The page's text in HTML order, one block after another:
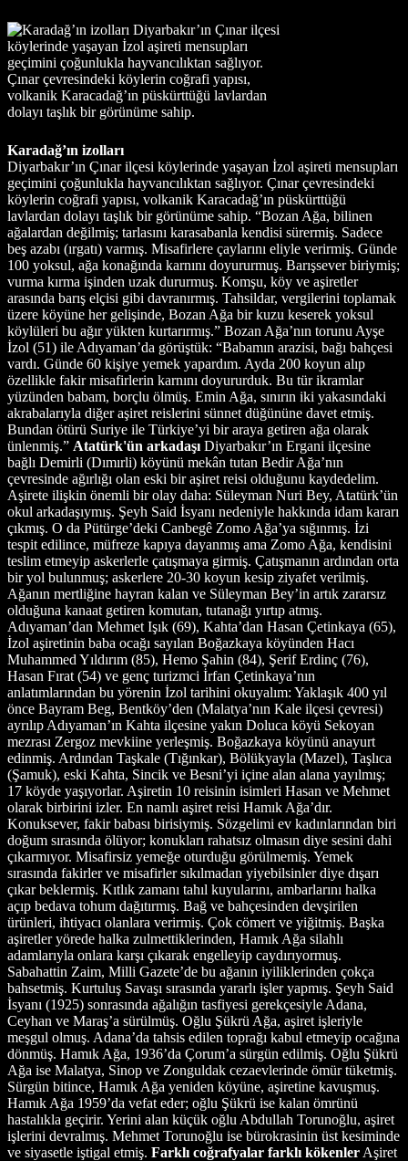
Karadağ’ın izolları
Diyarbakır’ın Çınar ilçesi köylerinde yaşayan İzol aşireti mensupları
geçimini çoğunlukla hayvancılıktan sağlıyor. Çınar çevresindeki
köylerin coğrafi yapısı, volkanik Karacadağ’ın püskürttüğü
lavlardan dolayı taşlık bir görünüme sahip. “Bozan Ağa, bilinen
ağalardan değilmiş; tarlasını karasabanla kendisi sürermiş. Sadece
beş azabı (ırgatı) varmış. Misafirlere çaylarını eliyle verirmiş. Günde
100 yoksul, ağa konağında karnını doyururmuş. Barışsever biriymiş;
vurma kırma işinden uzak dururmuş. Komşu, köy ve aşiretler
arasında barış elçisi gibi davranırmış. Tahsildar, vergilerini toplamak
üzere köyüne her gelişinde, Bozan Ağa bir kuzu keserek yoksul
köylüleri bu ağır yükten kurtarırmış.” Bozan Ağa’nın torunu Ayşe
İzol (51) ile Adıyaman’da görüştük: “Babamın arazisi, bağı bahçesi
vardı. Günde 60 kişiye yemek yapardım. Ayda 200 koyun alıp
özellikle fakir misafirlerin karnını doyururduk. Bu tür ikramlar
yüzünden babam, borçlu ölmüş. Emin Ağa, sınırın iki yakasındaki
akrabalarıyla diğer aşiret reislerini sünnet düğününe davet etmiş.
Bundan ötürü Suriye ile Türkiye’yi bir araya getiren ağa olarak
ünlenmiş.” Atatürk'ün arkadaşı Diyarbakır’ın Ergani ilçesine
bağlı Demirli (Dımırli) köyünü mekân tutan Bedir Ağa’nın
çevresinde ağırlığı olan eski bir aşiret reisi olduğunu kaydedelim.
Aşirete ilişkin önemli bir olay daha: Süleyman Nuri Bey, Atatürk’ün
okul arkadaşıymış. Şeyh Said İsyanı nedeniyle hakkında idam kararı
çıkmış. O da Pütürge’deki Canbegê Zomo Ağa’ya sığınmış. İzi
tespit edilince, müfreze kapıya dayanmış ama Zomo Ağa, kendisini
teslim etmeyip askerlerle çatışmaya girmiş. Çatışmanın ardından orta
bir yol bulunmuş; askerlere 20-30 koyun kesip ziyafet verilmiş.
Ağanın mertliğine hayran kalan ve Süleyman Bey’in artık zararsız
olduğuna kanaat getiren komutan, tutanağı yırtıp atmış.
Adıyaman’dan Mehmet Işık (69), Kahta’dan Hasan Çetinkaya (65),
İzol aşiretinin baba ocağı sayılan Boğazkaya köyünden Hacı
Muhammed Yıldırım (85), Hemo Şahin (84), Şerif Erdinç (76),
Hasan Fırat (54) ve genç turizmci İrfan Çetinkaya’nın
anlatımlarından bu yörenin İzol tarihini okuyalım: Yaklaşık 400 yıl
önce Bayram Beg, Bentköy’den (Malatya’nın Kale ilçesi çevresi)
ayrılıp Adıyaman’ın Kahta ilçesine yakın Doluca köyü Sekoyan
mezrası Zergoz mevkiine yerleşmiş. Boğazkaya köyünü anayurt
edinmiş. Ardından Taşkale (Tığınkar), Bölükyayla (Mazel), Taşlıca
(Şamuk), eski Kahta, Sincik ve Besni’yi içine alan alana yayılmış;
17 köyde yaşıyorlar. Aşiretin 10 reisinin isimleri Hasan ve Mehmet
olarak birbirini izler. En namlı aşiret reisi Hamık Ağa’dır.
Konuksever, fakir babası birisiymiş. Sözgelimi ev kadınlarından biri
doğum sırasında ölüyor; konukları rahatsız olmasın diye sesini dahi
çıkarmıyor. Misafirsiz yemeğe oturduğu görülmemiş. Yemek
sırasında fakirler ve misafirler sıkılmadan yiyebilsinler diye dışarı
çıkar beklermiş. Kıtlık zamanı tahıl kuyularını, ambarlarını halka
açıp bedava tohum dağıtırmış. Bağ ve bahçesinden devşirilen
ürünleri, ihtiyacı olanlara verirmiş. Çok cömert ve yiğitmiş. Başka
aşiretler yörede halka zulmettiklerinden, Hamık Ağa silahlı
adamlarıyla onlara karşı çıkarak engelleyip caydırıyormuş.
Sabahattin Zaim, Milli Gazete’de bu ağanın iyiliklerinden çokça
bahsetmiş. Kurtuluş Savaşı sırasında yararlı işler yapmış. Şeyh Said
İsyanı (1925) sonrasında ağalığın tasfiyesi gerekçesiyle Adana,
Ceyhan ve Maraş’a sürülmüş. Oğlu Şükrü Ağa, aşiret işleriyle
meşgul olmuş. Adana’da tahsis edilen toprağı kabul etmeyip ocağına
dönmüş. Hamık Ağa, 1936’da Çorum’a sürgün edilmiş. Oğlu Şükrü
Ağa ise Malatya, Sinop ve Zonguldak cezaevlerinde ömür tüketmiş.
Sürgün bitince, Hamık Ağa yeniden köyüne, aşiretine kavuşmuş.
Hamık Ağa 1959’da vefat eder; oğlu Şükrü ise kalan ömrünü
hastalıkla geçirir. Yerini alan küçük oğlu Abdullah Torunoğlu, aşiret
işlerini devralmış. Mehmet Torunoğlu ise bürokrasinin üst kesiminde
ve siyasetle iştigal etmiş. Farklı coğrafyalar farklı kökenler Aşiret mensupları, “İzol” adına farklı anlamlar yüklüyorlar. Avukat Welat İzol (34), aile büyüklerinden duyduğunu aktarıyor: “Köprü, iz süren, atasının izinden giden.” Siverek Taşlıköy’deki amcası ve aşiret ileri geleni Mehmet İzol (60) tarihi anlamına işaret ediyor: “Karacadağ yöresinin eski adı İzala imiş. Siverek Kalesi’ne de aynı isim verilmiş. İzol kavmi, İÖ 10. yüzyıldan beri bu mıntıkada yaşamış. Mardin ile Ergani arasında kümelenmiş. Yöreye Çemê İzolan (İzol Çayı) denilmiş. Göçebe olduklarından Erzurum, Erzincan, Dersim, Malatya, Bingöl ve Adıyaman’a kadar yayılmışlar; oradan geri dönmeyip yerleşenlere İzol denilmiş.” Malatya İzol aşiretinin tanınmış isimlerinden mühendis ve şair, araştırmacı Cumali Ünaldı, basında çıkan söyleşisinde “soylarını Harzemşahlara bağlamakla” birlikte esnek davranmış: “Farklı coğrafyalarda bir milyona yakın (muhtemelen 200-500 bin) insanı barındıran İzollar; kimi yerde kendilerini Kürt, Zaza veya Türk olarak ifade ederler. Aşirette her düşüncede insan var: (İsyan sürgünü) Hemşikli Hamik Ağa, Urfa’nın kurtuluşunda büyük gayreti olan Bozan Ağa ve bağımsız milletvekili Ahmet Türk gibi.” Gerisini biz tamamlayalım: Eskiden Adalet Partisi’nden Malatya Belediye Başkanı olan (ve bir siyasi suikasta kurban giden) Hamit Fendoğlu. Zülfikar İzol ve aile çevresi (Urfa) ile M. Murtaza Yetiş (Adıyaman) AKP saflarında siyaset yapıyorlar. Aşiret işlerini babası Zülfikar Ağa’dan devralan Cihan İzol’a göre; aşiret siyasallaşıyor ve modernleşiyor. Farklı siyasi görüşlere rağmen aşiret birbirine bağlı; sürekli yardımlaşma ve dayanışma içinde. Sahiplenme yıllık aşiret yemeği davetlerinde, yoksullara yardımda ve öğrencilere burs vermede, muhtacı korumada kendini gösteriyor. Buna Adıyaman’da tanık olduk: İZOL-DER yöneticileri, Bölükyayla’da iki ayrı partiden belediye adayı olanları ziyaret edip başarı dilediler. Aşiret mensuplarının menfaati için çalışmalarını önerdiler. Siverek, Mardin ve Urfa’da benzer ilişkiler yaşandı. Resmi tarih tezini benimseyen kimi araştırmacılar, İzolları ya Avşar veya Harzemşahlara bağlayarak Türk boyu gibi gösteriyorlar. 1930’larda Erzincan valisi olan Ali Kemali’ye göre; Hazollu, Hizollu diye bilinen İzol aşireti Kürt kökenlidir. Mersin’de oturan medyatik işadamı ve yazar Hamit İzol (Siverek), Mehmet İzol (Siverek), Hacı Mahmut İzol (Urfa), aşiret Mehmet Işık (Adıyaman) ve aşiret genelinin benimsediği ortak görüş şudur: “Arasında bazı oymak ve aileler Türk olsa veya kendilerini öyle saysa bile, İzol aşireti aslında Kürt kökenlidir. Kürtçe konuşur. Ağırlıklı olarak Sünni inançlıdır. Dersim yöresindekiler Alevi Kızılbaş inancına sahipler. Onlar, kendilerine Hizol (İzol) derler. Bu haliyle İzol aşireti, ilginç bir mozaiktir. Urfa, Siverek, Diyarbakır, Adıyaman, Kahta, Malatya, Elazığ ve Mazgirt gibi Dicle ve Fırat suları arasında kalan alanlar, bin yıllardan beri baba ocağıdır. Yavuz Sultan Selim, Şah İsmail’e karşı savunma mevzilerini sağlamlaştırmak amacıyla İzol aşiret mensuplarını Fırat Nehri’nin iki yakasına yerleştirmiş. Bundan ötürü bazen ‘berfırati’ diye anılırlar. Bizans ve Selçuklulardan önce bu coğrafyadaydık.” Diyarbakır İzol Yardımlaşma ve Dayanışma Derneği (İZOL-DER) Başkanı Hasan Doğan, İZOL-DER Adıyaman Başkanı Ramazan Işık ve Dr. Adem Avcıkıran (Diyarbakır) aşiret tarihi konusunda ayrıntı veriyorlar: “Aşiretin yazılı, gerçek bir tarihi yok. Rivayete dayalı olanların bazıları doğru, bazıları yanlış. Harzemşahlardan olduğumuz ve Horasan’dan geldiğimiz yolundaki tezin temeli çürüktür; resmi tarihtir. Çünkü Harzemşahların Türk olup olmadıkları bile tartışmalıdır. Ortaçağ bilim adamlarından Biruni, Zemahşeri ve İbn Hurdadbe, Harzemşahları Soğd soyuna ve İrani kavimlere bağlamışlar. Harzemşahlar, yüzyıllar sonra yurtlarına gelen Türklerle tanışmış, belli oranda Fars ve Türk kültürünü harmanlamışlar. Kürt kökenli komutan Selahaddin Eyyubi’nin üç hassa alayından biri İzol aşiretinden oluşmuş; Araplarla, Haçlılarla çatışmış. Bir kısmı kalmış, bir kısmı dönmüş. Kalanlar Halep, Şam ve Rakka şehirlerinde yerleşmişler; sayıları 50 bin kadardır. Kilis’tekilerin nine ve dedeleri hâlâ Kürtçe, çocukları ise Türkçe konuşurlar. Dönenler boş arazi bulamayınca daha doğuya (Elazığ, Bingöl, Dersim, Erzurum, Van, Zağros’a) yönelmişler. Baba ocakları Karacadağ (Siverek) ile Boğazkaya çevresidir. Dokuz kuşağa kadar atamızı sayabiliyoruz. Hepsi de Kürt dili ve kimliğiyle bilinmiş.” Mehmet Işık (Adıyaman), “Vallahi Kürtler olarak kendimize sahip çıkmadan gerçek halk ve evrensel insan olamayız. Kürtçeyi öldürmek, katliamla eşdeğerdir” diyor. İZOL-DER yönetiminden Hasan Doğan, Haşim Doğan ve Abdullah Demir’in gösterdikleri mühürlü aile soyağacının tarihi 1159 Hicri yılına aitti. Osmanlı tahrir defterlerinde Elazığ (Baskil köyü), Dersim, Malatya, Diyarbakır, Urfa ve Rakka (Suriye) yöresindeki İzol köylerine ilişkin bazı kayıtların tarihi 1400 yılından başlar, 1900’lere kadar sürer. 17. yüzyıl gezgini Evliya Çelebi, Seyahatnamesi’nde İzol aşiretinin 1600’lü yıllarda Urfa’dan geldiğini ve Darahini’de onlara misafir olduğunu yazar. İzolların Pazuki aşiretlerine karşı savaştıkları; 4. Murat’ın Revan seferine katıldıkları belirtilir. Osmanlı devrinde İzolların Cizre mirleri Bedirhanilerle akrabalıkları ve Viranşehir’deki Mılli aşiretiyle yakınlıklarına dair çok sayıda hikâye bulunur. Varto dolayındaki meşhur Cibranlı aşiretiyle ilişkileri iyiymiş. Malatya İZOL-DER yöneticilerinden Mehmet Tokmak ile Mehmet Bilik, gerçek tarihi bilgi elde edebilmek amacıyla arayışa başlamış; diğer illerdeki aşiret akrabalarıyla irtibat halindeler. Kale ilçesindekilerin Kürtçeyi neredeyse unuttuklarını belirtiyorlar. Geçmiş iktidarlarda üst düzey yöneticilik yapmış ekonomist M. Nuri Karakuş (69), eskiden Malatya İzol aşiretinin bir önderine Abdullah Ağa denildiğini; il merkezine göçtüklerinde babasının ise “Kürt Cumo” lakabıyla anıldığını söyledi. Sakarya’da yaşayan ama memleket hasretiyle gelip Kale ilçesinde “Doktorun Bahçesi” adıyla, doğayla barışık bir restoran açan Dr. Celal Öztürk şu notu düşüyor: “Kürt kökenliyiz. Siverek’ten gelmişiz. Kale ilçesinde kalanlar kalmış, kalmayanlar Tunceli Mazgirt’e geçmişler. Kale adını beğenmiyoruz; ilçeye eski ismi olan İzollu konulması için girişimde bulunduk. İpek Yolu, Kuş Sarayı, gözetleme kuleleri ve benzeri tarihi eserler, Karakaya Barajı sularına gömüldü. Aşiret yapısı dağıldı.” Aynı yöreyi gezdirmek üzere bize fedakârca yardımcı olan İlyas Tokmak, ilçeye bağlı 28 İzol köyünden söz etti: “Eskiden yetiştirilen üzüm, dut ve hayvancılık, yerini kaysı ve balıkçılığa bıraktı. Baz istasyonları bağcılığı olumsuz etkiliyor. İstanbul’a yoğun göç var. Genelde tekstil ve deri işlerinde çalışıyorlar. Yazın kısa süreliğine geliyorlar. Buradaki gelenek ve görenekler modernleşti. Kürtçe ile Türkçe yarı yarıya konuşuluyor.” İzollar Mardin Derik’e bağlı beş köyde yoğunlaşıyor. Sınıra yakın verimli ovadaki Atlı köyünde, meşhur Türk ailesinin yerleştiği ve bir zamanlar Sinan Ağa’nın (Ahmet Türk’ün babası) ikamet ettiği Kanco Konağı (Qesra Qenco) bulunuyor. Eskiden gözetleme kulesi olarak kullanılmış. Tarihi, 1800’lü yıllara denk düşüyor. Konak taş yapıdan oluşuyor; içinde Eski Yunan-Roma dönemine ait taş kapılar ve sütunlar bulunuyor. Konak aşiret barışları, sosyal ve politik olayların ünlü mekânı sayılır. Kızıltepe ve Mazıdağı arasındaki yükseltilerde hayranlık uyandıracak derecede manzaralı köy ve mezralar sıralanmış. Birkaçı 1925 isyanı ve 1990’lardaki çatışmalar sebebiyle üç kez yakılıp yıkılmış ve boşaltılmış. Tunceli Mazgirt yöresinde Kızılbaş Alevi inancındaki Alevilerin yoğun oldukları 30-40 köy bulunuyor. Yedi, sekiz köyde başka aşiretlerden insanlar da var. Köylerin çoğu Peri Çayı’nın iki yakasında. Şehirlerarası şoförlük yapan Mazlum Yıldırım (52), büyüklerin anlatımlarına dayanarak şunu söylüyor: “Aşiret Horasan yöresinden gelip öncelikle Geçitveren (Riçik) köyünü mekân tutmuş; ardından Malatya ve Siverek mıntıkasında akrabalarına gitmiş; konargöçer olarak yaylaya gidenlerin bir kısmı Mazgirt’te, diğerleriyse Karacadağ ve Kale köylerinde yerleşmişler. Eski reislerimiz Gedik ve Himmet ağa imişler.” Ali Doğan (Diyarbakır), 93 yaşında; 28 yıl muhtarlık yapmış. Aşiretin geçmiş yaşamına ilişkin söylediklerini Mahmut İzol (Urfa) ve Mehmet Işık’ın (Adıyaman) anlatımlarıyla birleştirdik: “Eskiden başlık vardı; şimdi yok. Kız kaçırma olaylarında cezalı başlık kesilirdi. Düğünlerde kadın erkek birlikte halaya durmazlardı. Zakirler (dengbejler), ağa konağında hikâye, türkü, destan söyler; aşiret olaylarını anlatırlardı. Kimi zaman ağaların divanındaki zakirler, diğer aşiret dengbejleriyle yarışırlardı. Anlaşmazlığa düşen ve çatışmaya giren taraflar arasında hakemlik yapıp sorunu çözsün diye aşiret ağalarına ve ruspilere (âkil adamlar) aba giydirilirdi. Arada ciddi kan ve namus davaları varsa, intikam almayı engellemek amacıyla kimi aileler bazen bulundukları yerlerden uzaklara göç ettirilirdi. Gelin, erkek evine vardığında para koyarlardı önüne. Aşiret içi sorunlar, mahkemeye intikal etmeden ileri gelenler tarafından çözülürdü. O devirlerde cami ve hocalar bulunmuyordu köylerde. Diyarbakır’a geliş gidişler çok zahmetliydi. Sınır ötesine kervanlarla gidilirdi. Mesela Bozan Ağa ve aşiret efradı, kervanlarla Yemen’e kadar gidip ticaret yapmışlar. Zülfikar Ağa, katliam sırasında bazı Ermeni çocuklarını himayesine almış.” Baş tacı Cihan İzol’un (Urfa), 2010 yılında basına yansıyan söyleşisine göre İzollarda kadının konumu şöyle: “Aşiret içinde çok evlilik varmış. Şimdi ya tek evlilik yapılıyor. Eskiden kadınlar konaktaki Hanımağa ile erkekler ise ağayla konakta görüşüp bayramlaşırlarmış. Kadınlar baş tacımızdır; ‘kadınlar bir aşiretin vicdanıdır, başının dikliği, yüzünün aklığıdır’ der babam. Onları arka planda tutmuyoruz ama kan davalarında kadınlar daha ön planda demek, gerçeği yansıtmıyor. Kadınların işi, gücü, yeri bellidir. Çocuğu olmayan kadın, kendisi gidip kocasına kız ister. Kocası ölüp dul kalan kadına, yeniden evlenmek isteyip istemediği sorulur. Yakın akrabayla evlenebili